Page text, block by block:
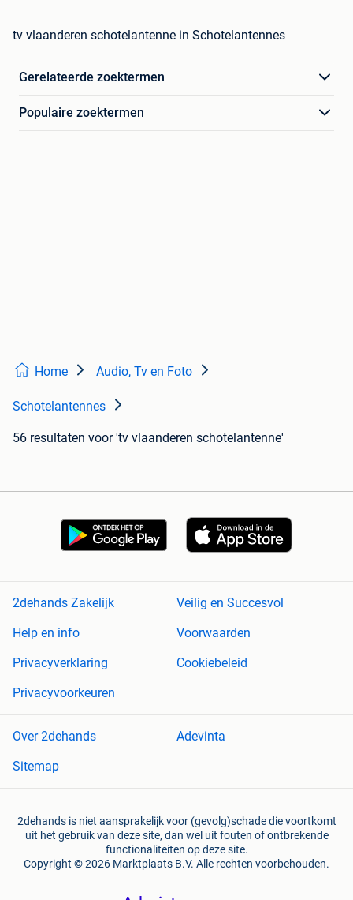
tv vlaanderen schotelantenne in Schotelantennes
Gerelateerde zoektermen
Populaire zoektermen
Home Audio, Tv en Foto
Schotelantennes
56 resultaten voor 'tv vlaanderen schotelantenne'
2dehands Zakelijk
Veilig en Succesvol
Help en info
Voorwaarden
Privacyverklaring
Cookiebeleid
Privacyvoorkeuren
Over 2dehands
Adevinta
Sitemap
2dehands is niet aansprakelijk voor (gevolg)schade die voortkomt
uit het gebruik van deze site, dan wel uit fouten of ontbrekende
functionaliteiten op deze site.
Copyright © 2026 Marktplaats B.V. Alle rechten voorbehouden.